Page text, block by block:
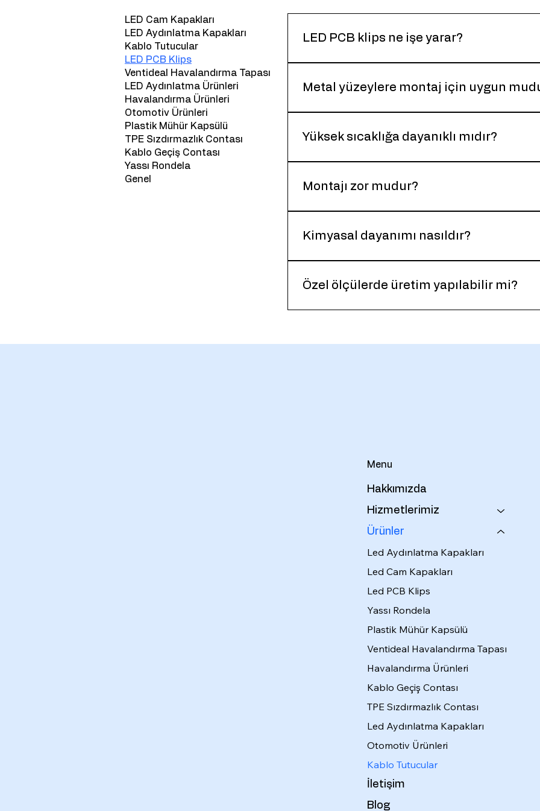
LED Cam Kapakları
LED Aydınlatma Kapakları
Kablo Tutucular
LED PCB Klips
Ventideal Havalandırma Tapası
LED Aydınlatma Ürünleri
Havalandırma Ürünleri
Otomotiv Ürünleri
Plastik Mühür Kapsülü
TPE Sızdırmazlık Contası
Kablo Geçiş Contası
Yassı Rondela
Genel
LED PCB klips ne işe yarar?
Metal yüzeylere montaj için uygun
Yüksek sıcaklığa dayanıklı mıdır?
malzemelerden üretilmiştir.
Montajı zor mudur?
Kimyasal dayanımı nasıldır?
Özel ölçülerde üretim yapılabilir mi?
Menu
Hakkımızda
Hizmetlerimiz
Ürünler
Led Aydınlatma Kapakları
Led Cam Kapakları
Led PCB Klips
Yassı Rondela
Plastik Mühür Kapsülü
Ventideal Havalandırma Tapası
Havalandırma Ürünleri
Kablo Geçiş Contası
TPE Sızdırmazlık Contası
Led Aydınlatma Kapakları
Otomotiv Ürünleri
Kablo Tutucular
İletişim
Blog